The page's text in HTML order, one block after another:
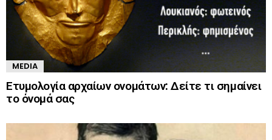
MEDIA
Ετυμολογία αρχαίων ονομάτων: Δείτε τι σημαίνει
το όνομά σας